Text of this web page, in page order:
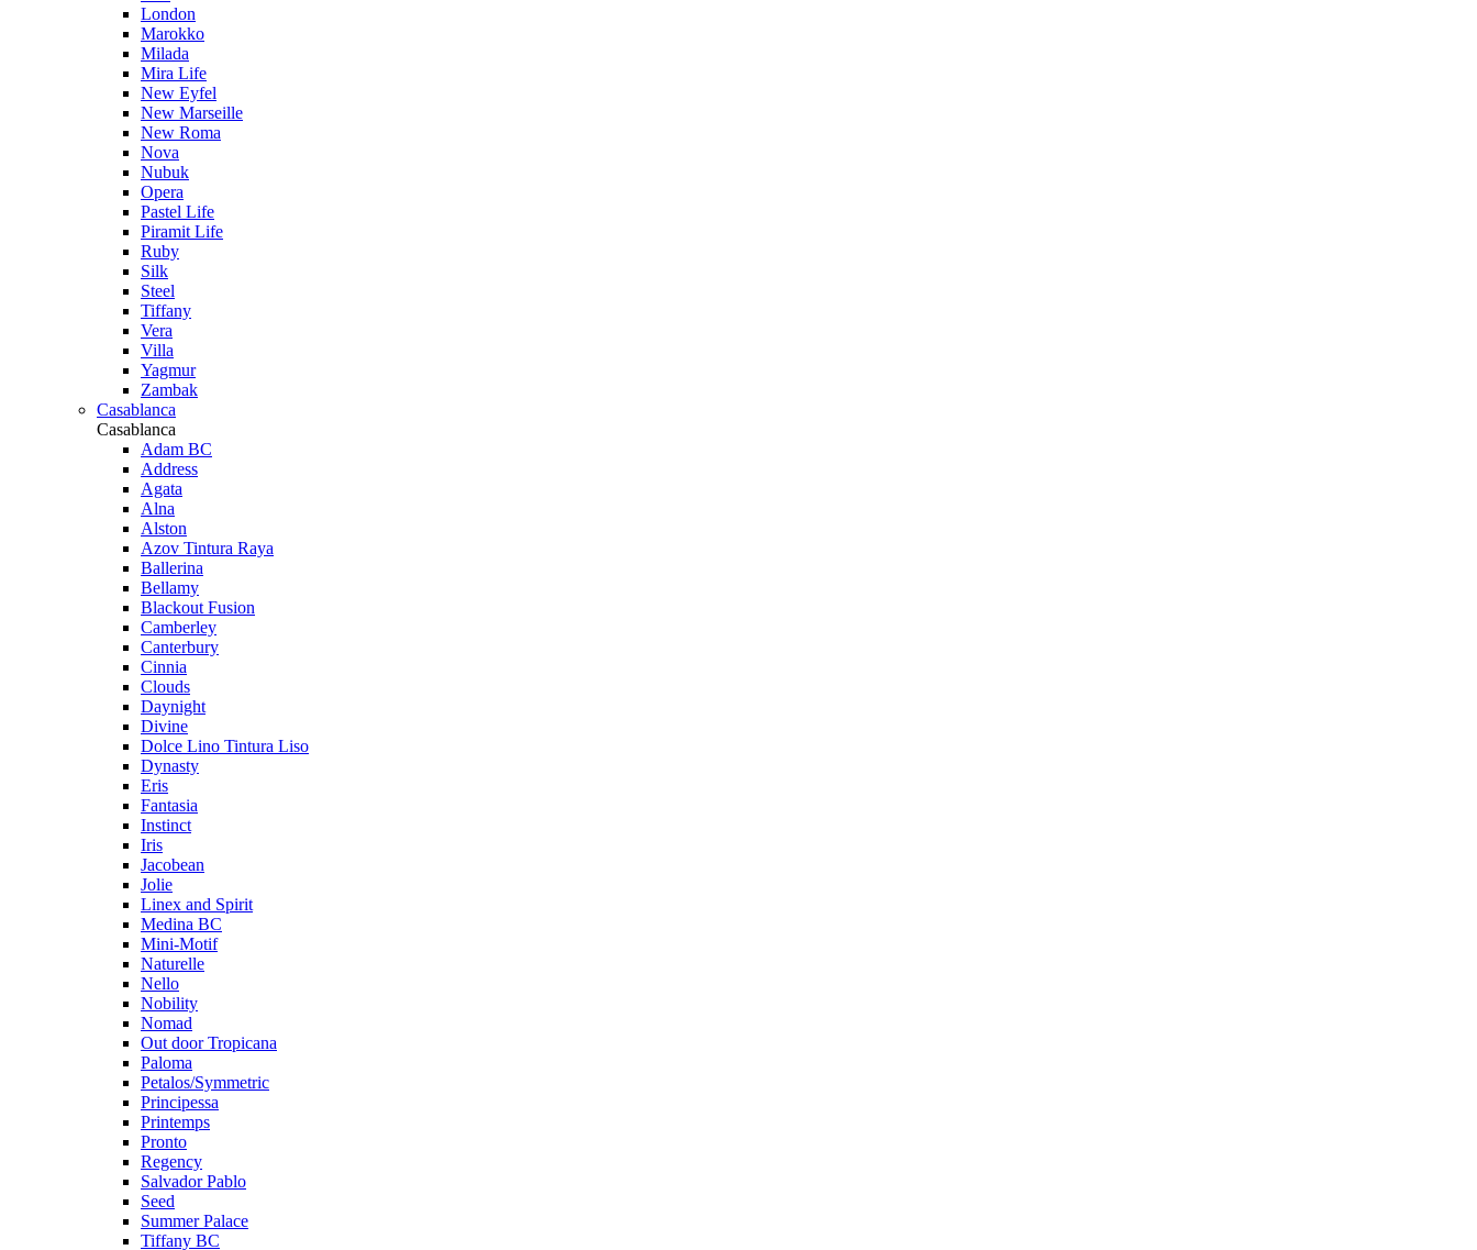
London
Marokko
Milada
Mira Life
New Eyfel
New Marseille
New Roma
Nova
Nubuk
Opera
Pastel Life
Piramit Life
Ruby
Silk
Steel
Tiffany
Vera
Villa
Yagmur
Zambak
Casablanca
Casablanca
Adam BC
Address
Agata
Alna
Alston
Azov Tintura Raya
Ballerina
Bellamy
Blackout Fusion
Camberley
Canterbury
Cinnia
Clouds
Daynight
Divine
Dolce Lino Tintura Liso
Dynasty
Eris
Fantasia
Instinct
Iris
Jacobean
Jolie
Linex and Spirit
Medina BC
Mini-Motif
Naturelle
Nello
Nobility
Nomad
Out door Tropicana
Paloma
Petalos/Symmetric
Principessa
Printemps
Pronto
Regency
Salvador Pablo
Seed
Summer Palace
Tiffany BC